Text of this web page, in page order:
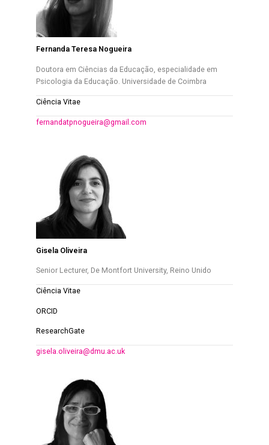
Fernanda Teresa Nogueira
Doutora em Ciências da Educação, especialidade em
Psicologia da Educação. Universidade de Coimbra
Ciência Vitae
fernandatpnogueira@gmail.com
Gisela Oliveira
Senior Lecturer, De Montfort University, Reino Unido
Ciência Vitae
ORCID
ResearchGate
gisela.oliveira@dmu.ac.uk